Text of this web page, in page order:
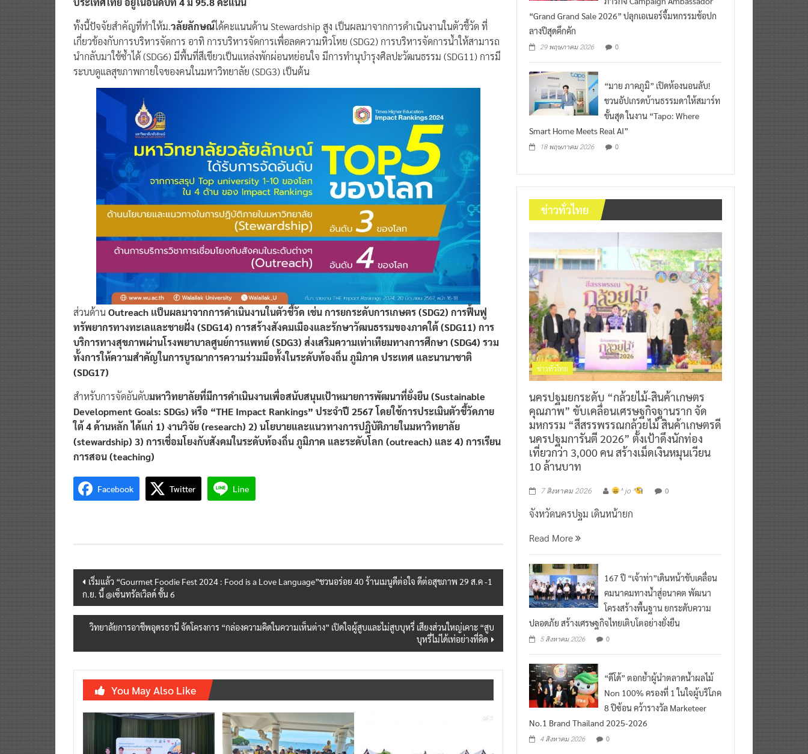
ทั้งนี้ปัจจัยสำคัญที่ทำให้ม.
วลัยลักษณ์ได้คะแนนด้าน Stewardship สูง เป็นผลมาจากการดำเนินงานในตัวชี้วัด ที่
เกี่ยวข้องกับการบริหารจัดการ อาทิ การบริหารจัดการเพื่อลดความหิวโหย (SDG2) การบริหารจัดการน้ำให้สามารถ
นำกลับมาใช้ซ้ำได้ (SDG6) มีพื้นที่สีเขียวเป็นแหล่งพักผ่อนหย่อนใจ มีการทำนุบำรุงศิลปะวัฒนธรรม (SDG11) การมี
ระบบดูแลสุขภาพกายใจของคนในมหาวิทยาลัย (SDG3) เป็นต้น
ส่วนด้านOutreach เเป็นผลมาจากการดำเนินงานในตัวชี้วัด เช่น การยกระดับการเกษตร (SDG2) การฟื้นฟู
ทรัพยากรทางทะเลและชายฝั่ง (SDG14) การสร้างสังคมเมืองและรักษาวัฒนธรรมของภาคใต้ (SDG11) การ
บริการทางสุขภาพผ่านโรงพยาบาลศูนย์การแพทย์ (SDG3) ส่งเสริมความเท่าเทียมทางการศึกษา (SDG4) รวม
ทั้งการให้ความสำคัญในการบูรณาการความร่วมมือทั้งในระดับท้องถิ่น ภูมิภาค ประเทศ และนานาชาติ
(SDG17)
มหาวิทยาลัยที่มีการดำเนินงานเพื่อสนับสนุนเป้าหมายการพัฒนาที่ยั่งยืน (Sustainable
Development Goals: SDGs) หรือ “THE Impact Rankings” ประจำปี 2567 โดยใช้การประเมินตัวชี้วัดภาย
ใต้ 4 ด้านหลัก ได้แก่ 1) งานวิจัย (research) 2) นโยบายและแนวทางการปฏิบัติภายในมหาวิทยาลัย
(stewardship) 3) การเชื่อมโยงกับสังคมในระดับท้องถิ่น ภูมิภาค และระดับโลก (outreach) และ 4) การเรียน
การสอน (teaching)
Facebook Twitter Line
Post
navigation
เริ่มแล้ว “Gourmet Foodie Fest 2024 : Food is a Love Language”ชวนอร่อย 40 ร้านเมนูดีต่อใจ ดีต่อสุขภาพ 29 ส.ค -1
ก.ย. นี้ @เซ็นทรัลเวิลด์ ชั้น 6
วิทยาลัยการอาชีพอุดรธานี จัดโครงการ “กล่องความคิดในความเห็นต่าง” เปิดใจผู้สูบและไม่สูบบุหรี่ เสียงส่วนใหญ่เคาะ “สูบ
บุหรี่ไม่ได้เท่อย่างที่คิด
You May Also Like
“Grand Grand Sale 2026” ปลุกเอเนอร์จี้มหกรรมช้อปก
ลางปีสุดคึกคัก
29 พฤษภาคม 2026
ชวนอัปเกรดบ้านธรรมดาให้สมาร์ท
ขั้นสุด ในงาน “Tapo: Where
Smart Home Meets Real AI”
ข่าวทั่วไทย
ข่าวทั่วไทย
นครปฐมยกระดับ “กล้วยไม้-สินค้าเกษตร
คุณภาพ” ขับเคลื่อนเศรษฐกิจฐานราก จัด
มหกรรม “สีสรรพรรณกล้วยไม้ สินค้าเกษตรดี
นครปฐมการันตี 2026” ตั้งเป้าดึงนักท่อง
เที่ยวกว่า 3,000 คน สร้างเม็ดเงินหมุนเวียน
10 ล้านบาท
167 ปี “เจ้าท่า”เดินหน้าขับเคลื่อน
คมนาคมทางน้ำสู่อนาคต พัฒนา
โครงสร้างพื้นฐาน ยกระดับความ
ปลอดภัย สร้างเศรษฐกิจไทยเติบโตอย่างยั่งยืน
0
Non 100% ครองที่ 1 ในใจผู้บริโภค
8 ปีซ้อน คว้ารางวัล Marketeer
No.1 Brand Thailand 2025-2026
0